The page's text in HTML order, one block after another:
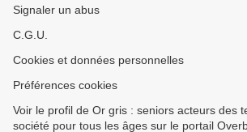
Signaler un abus
C.G.U.
Cookies et données personnelles
Préférences cookies
Voir le profil de Or gris : seniors acteurs des
société pour tous les âges sur le portail